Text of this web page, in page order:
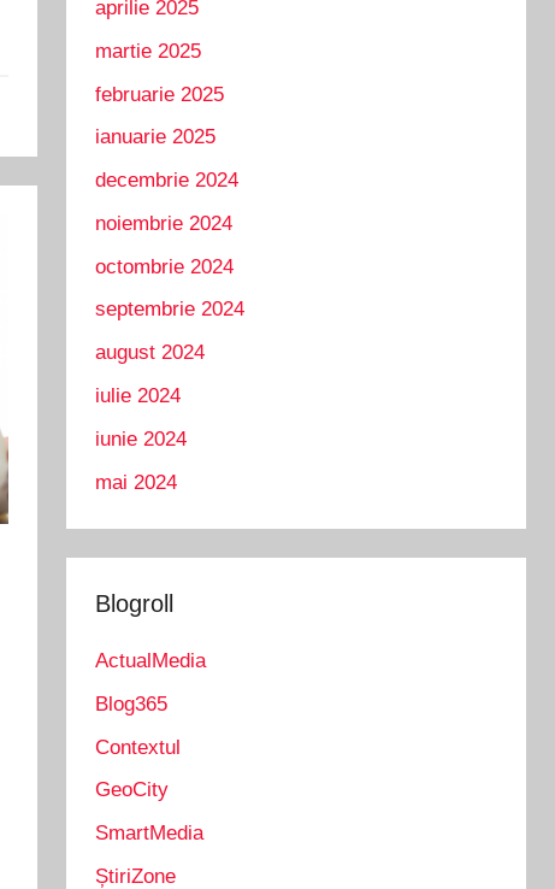
aprilie 2025
martie 2025
februarie 2025
ianuarie 2025
decembrie 2024
noiembrie 2024
octombrie 2024
septembrie 2024
august 2024
iulie 2024
iunie 2024
mai 2024
Blogroll
ActualMedia
Blog365
Contextul
GeoCity
SmartMedia
ȘtiriZone